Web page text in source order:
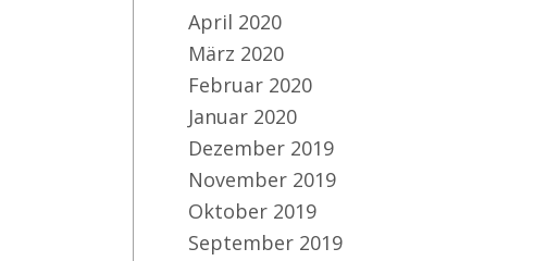
April 2020
März 2020
Februar 2020
Januar 2020
Dezember 2019
November 2019
Oktober 2019
September 2019